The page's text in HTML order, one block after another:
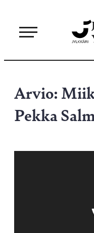
sisältöön
Arvio:
Pekka